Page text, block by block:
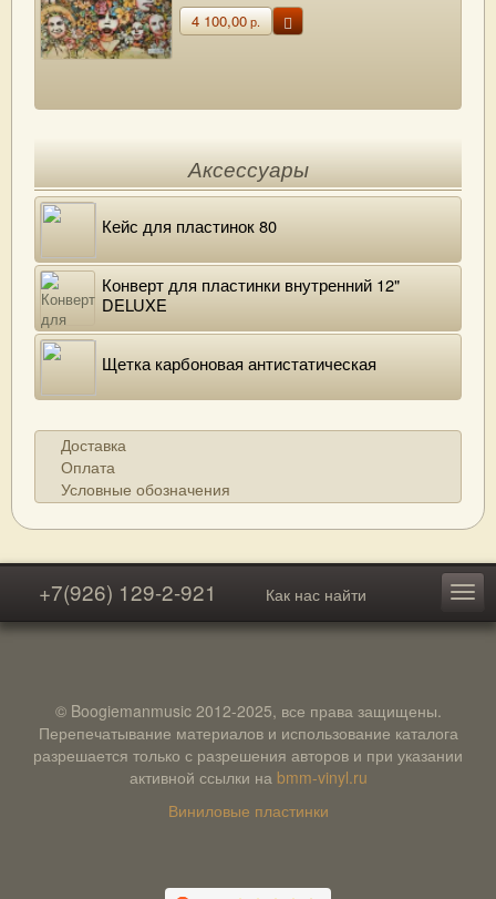
4 100,00р.
Аксессуары
Кейс для пластинок 80
Конверт для пластинки внутренний 12"
DELUXE
Щетка карбоновая антистатическая
Доставка
Оплата
Условные обозначения
+7(926) 129-2-921 Как нас найти
© Boogiemanmusic 2012-2025, все права защищены.
Перепечатывание материалов и использование каталога
разрешается только с разрешения авторов и при указании
активной ссылки на bmm-vinyl.ru
Виниловые пластинки